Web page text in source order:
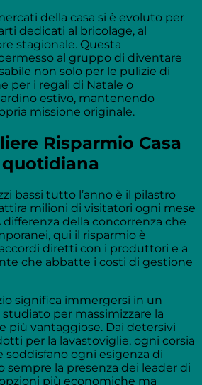
della casa si è evoluto per
dedicati al bricolage, al
stagionale. Questa
al gruppo di diventare
non solo per le pulizie di
per i regali di Natale o
estivo, mantenendo
missione originale.
Risparmio Casa
bassi tutto l’anno è il pilastro
milioni di visitatori ogni mese
della concorrenza che
qui il risparmio è
diretti con i produttori e a
che abbatte i costi di gestione
significa immergersi in un
per massimizzare la
più vantaggiose. Dai detersivi
per la lavastoviglie, ogni corsia
soddisfano ogni esigenza di
sempre la presenza dei leader di
più economiche ma